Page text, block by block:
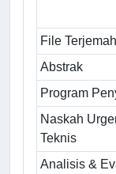
File
Abstrak
Program
Naskah
Teknis
Analisis &